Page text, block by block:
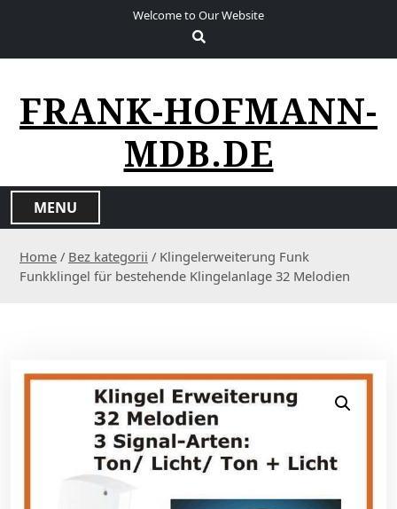
Welcome to Our Website
FRANK-HOFMANN-
MDB.DE
MENU
Home / Bez kategorii / Klingelerweiterung Funk
Funkklingel für bestehende Klingelanlage 32 Melodien